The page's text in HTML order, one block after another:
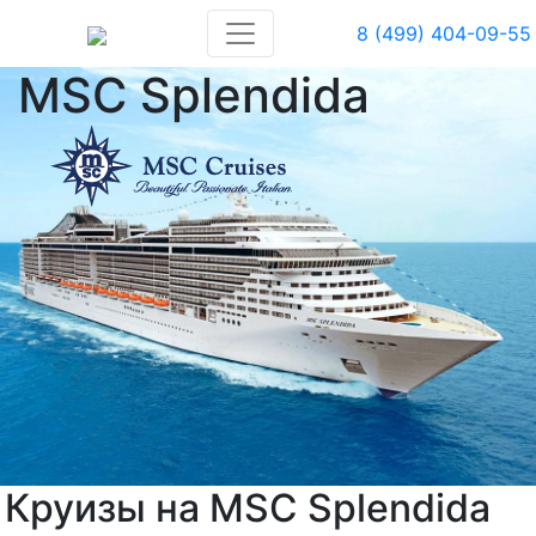
8 (499) 404-09-55
MSC Splendida
Круизы на MSC Splendida